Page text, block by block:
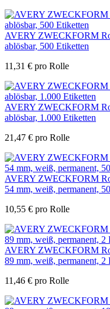
AVERY ZWECKFORM
ablösbar, 500 Etiketten
11,31 € pro Rolle
AVERY ZWECKFORM
ablösbar, 1.000 Etiketten
21,47 € pro Rolle
AVERY ZWECKFORM
54 mm, weiß, permanent,
10,55 € pro Rolle
AVERY ZWECKFORM
89 mm, weiß, permanent, 2
11,46 € pro Rolle